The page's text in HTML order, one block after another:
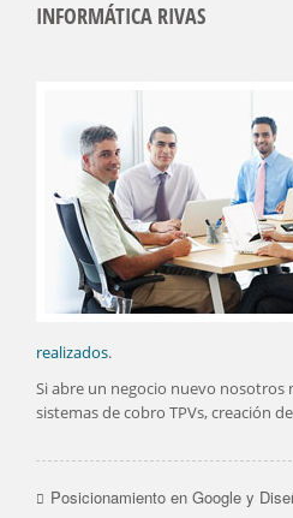
INFORMÁTICA RIVAS
realizados.
Si abre un negocio nuevo nosotros
sistemas de cobro TPVs, creación
Posicionamiento en Google y